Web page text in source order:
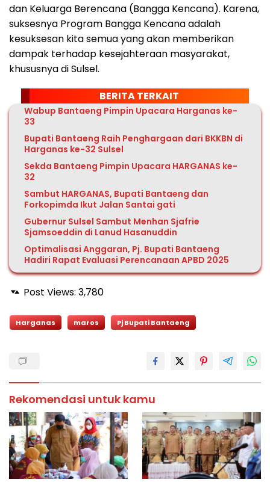
dan Keluarga Berencana (Bangga Kencana). Karena,
suksesnya Program Bangga Kencana adalah
kesuksesan kita semua yang akan memberikan
dampak terhadap kesejahteraan masyarakat,
khususnya di Sulsel.
BERITA TERKAIT
Wabup Bantaeng Pimpin Upacara Harganas ke-
33
Bupati Bantaeng Raih Penghargaan dari BKKBN di
Harganas ke-32 Sulsel
Sekda Bantaeng Pimpin Upacara HARGANAS ke-
32
Sambut HARGANAS, Bupati Bantaeng dan
Forkopimda Ikut Jalan Santai gati
Gubernur Sulsel Sambut Menhan Sjafrie
Sjamsoeddin di Lanud Hasanuddin
Optimalisasi Anggaran, Pj. Bupati Bantaeng
Hadiri Rapat Evaluasi Perencanaan APBD 2025
Post Views: 3,780
Harganas maros Pj Bupati Bantaeng
Rekomendasi untuk kamu